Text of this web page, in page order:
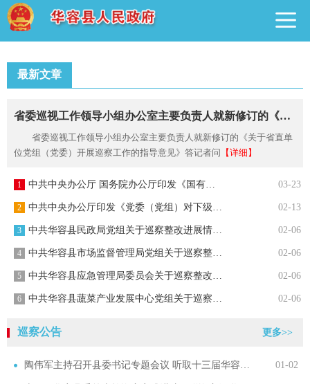
最新文章
省委巡视工作领导小组办公室主要负责人就新修订的《关于省直单位...
省委巡视工作领导小组办公室主要负责人就新修订的《关于省直单
位党组（党委）开展巡察工作的指导意见》答记者问 【详细】
1 中共中央办公厅 国务院办公厅印发《国有企业领导人员廉洁从业规... 03-23
2 中共中央办公厅印发《党委（党组）对下级党组织“一把手”开展监... 02-13
3 中共华容县民政局党组关于巡察整改进展情况的通报 02-06
4 中共华容县市场监督管理局党组关于巡察整改进展情况的通报 02-06
5 中共华容县应急管理局委员会关于巡察整改进展情况的通报 02-06
6 中共华容县蔬菜产业发展中心党组关于巡察整改进展情况的通报 02-06
巡察公告 更多>>
陶伟军主持召开县委书记专题会议 听取十三届华容县委第十轮巡察工作情况汇报 01-02